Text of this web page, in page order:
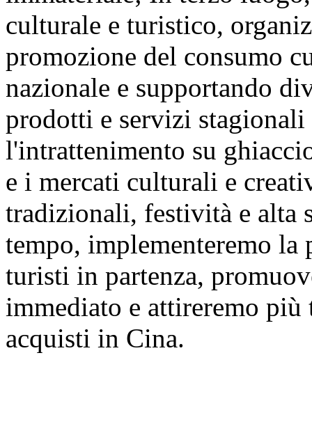
culturale e turistico,
promozione del consumo
nazionale e supportando
prodotti e servizi
l'intrattenimento su
e i mercati culturali e
tradizionali, festività e alta
tempo, implementeremo
turisti in partenza,
immediato e attireremo
acquisti in Cina.